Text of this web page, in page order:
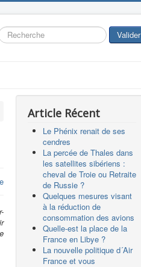
Valider
Article Récent
Le Phénix renait de ses
cendres
La percée de Thales dans
les satellites sibériens :
cheval de Troie ou Retraite
de Russie ?
Quelques mesures visant
à la réduction de
consommation des avions
Quelle-est la place de la
France en Libye ?
La nouvelle politique d´Air
France et vous